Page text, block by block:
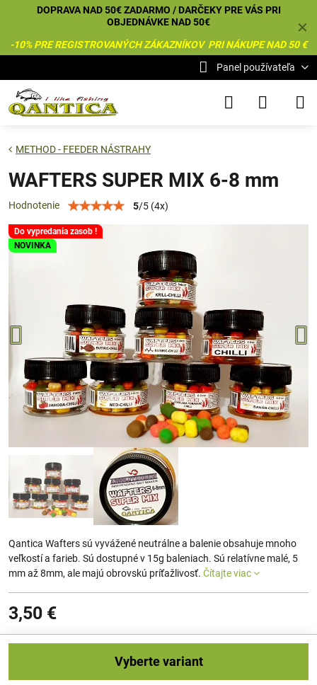
✕
DOPRAVA NAD 50€ ZADARMO / DARČEKY PRE VÁS PRI
OBJEDNÁVKE NAD 50€
-10% PRE REGISTROVANÝCH ZÁKAZNÍKOV PRI NÁKUPE NAD 50 €
Panel používateľa
Do vypredania zasob !
NOVINKA
METHOD - FEEDER NÁSTRAHY
WAFTERS SUPER MIX 6-8 mm
Hodnotenie 5/5 (4x)
Qantica Wafters sú vyvážené neutrálne a balenie obsahuje mnoho
veľkostí a farieb. Sú dostupné v 15g baleniach. Sú relatívne malé, 5
mm až 8mm, ale majú obrovskú príťažlivosť. Čítajte viac
3,50 €
Vyberte variant